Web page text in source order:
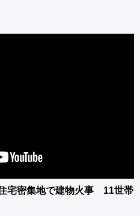
宅密集地で建物火事 11世帯